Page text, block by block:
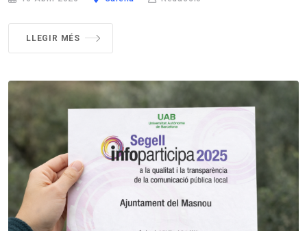
LLEGIR MÉS